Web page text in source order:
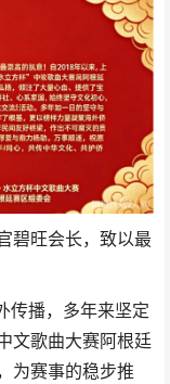
碧旺会长，致以最
播，多年来坚定
文歌曲大赛阿根廷
为赛事的稳步推